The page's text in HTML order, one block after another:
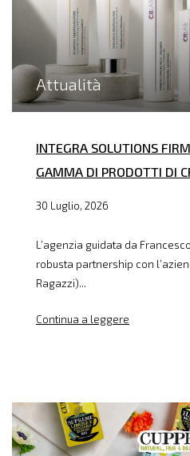
Attualità
INTEGRA SOLUTIONS
GAMMA DI PRODOTTI DI
30 Luglio, 2026
L’agenzia guidata da
robusta partnership con
Ragazzi)...
Continua a leggere